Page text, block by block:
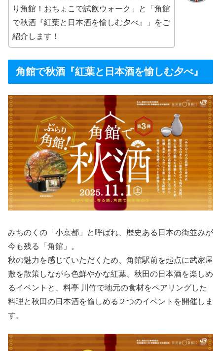
り角館！おちょこで試飲ウォーク」と「角館
で秋酒『紅葉と日本酒を愉しむ夕べ』」をご
紹介します！
角館で秋酒『紅葉と日本酒を愉しむ夕べ』
みちのくの「小京都」と呼ばれ、歴史ある日本の街並みが
今も残る「角館」。
秋の魅力を感じていただくため、角館駅前を起点に武家屋
敷を散策しながら色鮮やかな紅葉、秋田の日本酒を楽しめ
るイベントと、料亭 川竹で地元の食材をペアリングした
料理と秋田の日本酒を愉しめる２つのイベントを開催しま
す。